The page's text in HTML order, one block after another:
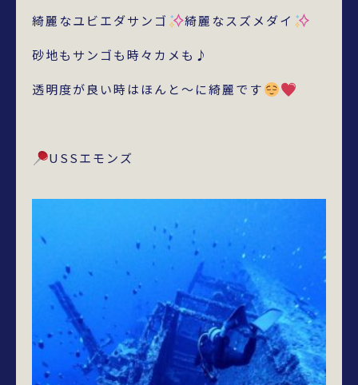
綺麗なユビエダサンゴ 綺麗なスズメダイ
砂地もサンゴも時々カメも♪
透明度が良い時はほんと～に綺麗です
USSエモンズ